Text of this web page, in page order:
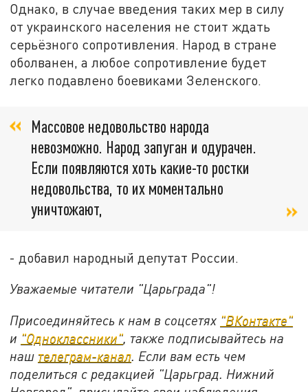
Однако, в случае введения таких мер в силу
от украинского населения не стоит ждать
серьёзного сопротивления. Народ в стране
оболванен, а любое сопротивление будет
легко подавлено боевиками Зеленского.
Массовое недовольство народа
невозможно. Народ запуган и одурачен.
Если появляются хоть какие-то ростки
недовольства, то их моментально
уничтожают,
- добавил народный депутат России.
Уважаемые читатели "Царьграда"!
Присоединяйтесь к нам в соцсетях "ВКонтакте"
и "Одноклассники", также подписывайтесь на
наш телеграм-канал. Если вам есть чем
поделиться с редакцией "Царьград. Нижний